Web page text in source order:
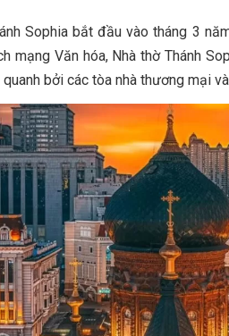
Sophia bắt đầu vào tháng 3
mạng Văn hóa, Nhà thờ Thánh
bởi các tòa nhà thương mại